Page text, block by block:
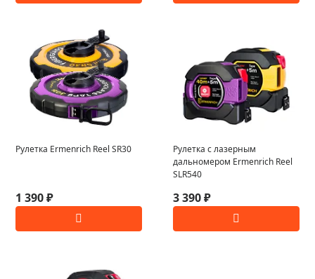
Рулетка Ermenrich Reel SR30
1 390 ₽
Рулетка с лазерным
дальномером Ermenrich Reel
SLR540
3 390 ₽